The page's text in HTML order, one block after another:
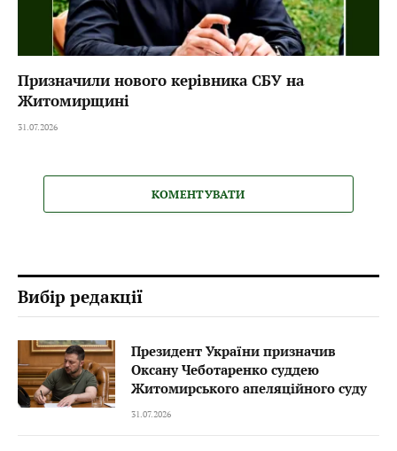
Призначили нового керівника СБУ на
Житомирщині
31.07.2026
КОМЕНТУВАТИ
Вибір редакції
Президент України призначив
Оксану Чеботаренко суддею
Житомирського апеляційного суду
31.07.2026